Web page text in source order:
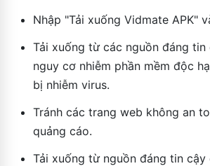
Nhập "Tải xuống Vidmate APK"
Tải xuống từ các nguồn đáng tin
nguy cơ nhiễm phần mềm độc
bị nhiễm virus.
Tránh các trang web không an
quảng cáo.
Tải xuống từ nguồn đáng tin cậy